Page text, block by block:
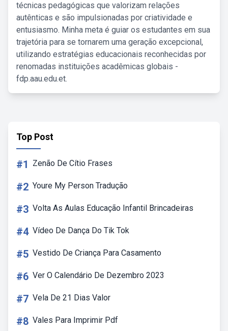
técnicas pedagógicas que valorizam relações
autênticas e são impulsionadas por criatividade e
entusiasmo. Minha meta é guiar os estudantes em sua
trajetória para se tornarem uma geração excepcional,
utilizando estratégias educacionais reconhecidas por
renomadas instituições acadêmicas globais -
fdp.aau.edu.et.
Top Post
#1 Zenão De Cítio Frases
#2 Youre My Person Tradução
#3 Volta As Aulas Educação Infantil Brincadeiras
#4 Vídeo De Dança Do Tik Tok
#5 Vestido De Criança Para Casamento
#6 Ver O Calendário De Dezembro 2023
#7 Vela De 21 Dias Valor
#8 Vales Para Imprimir Pdf